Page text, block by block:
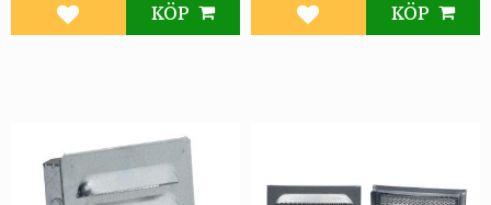
Lägg till i favoriter
KÖP
Lägg till i favoriter
KÖP